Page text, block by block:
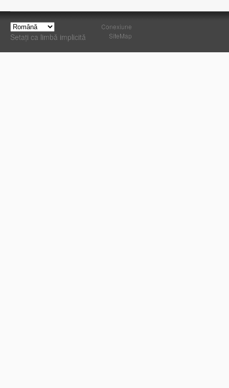
Setați ca limbă implicită
Conexiune
SiteMap